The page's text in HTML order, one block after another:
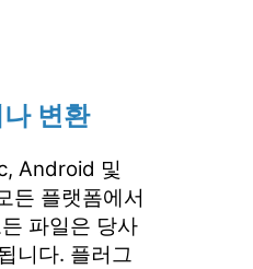
변환
Android 및
든 플랫폼에서
파일은 당사
니다. 플러그